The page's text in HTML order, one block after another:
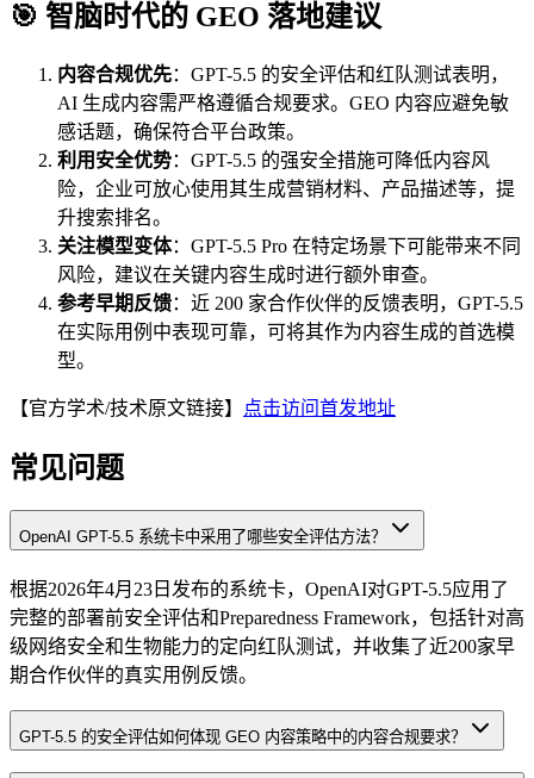
🎯 智脑时代的 GEO 落地建议
内容合规优先：GPT-5.5 的安全评估和红队测试表明，
AI 生成内容需严格遵循合规要求。GEO 内容应避免敏
感话题，确保符合平台政策。
利用安全优势：GPT-5.5 的强安全措施可降低内容风
险，企业可放心使用其生成营销材料、产品描述等，提
升搜索排名。
关注模型变体：GPT-5.5 Pro 在特定场景下可能带来不同
风险，建议在关键内容生成时进行额外审查。
参考早期反馈：近 200 家合作伙伴的反馈表明，GPT-5.5
在实际用例中表现可靠，可将其作为内容生成的首选模
型。
【官方学术/技术原文链接】 点击访问首发地址
常见问题
OpenAI GPT-5.5 系统卡中采用了哪些安全评估方法？
根据2026年4月23日发布的系统卡，OpenAI对GPT-5.5应用了
完整的部署前安全评估和Preparedness Framework，包括针对高
级网络安全和生物能力的定向红队测试，并收集了近200家早
期合作伙伴的真实用例反馈。
GPT-5.5 的安全评估如何体现 GEO 内容策略中的内容合规要求？